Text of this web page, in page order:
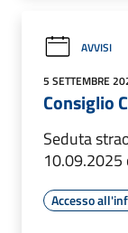
AVVISI
5 SETTEMBRE
Consiglio
Seduta
Accesso